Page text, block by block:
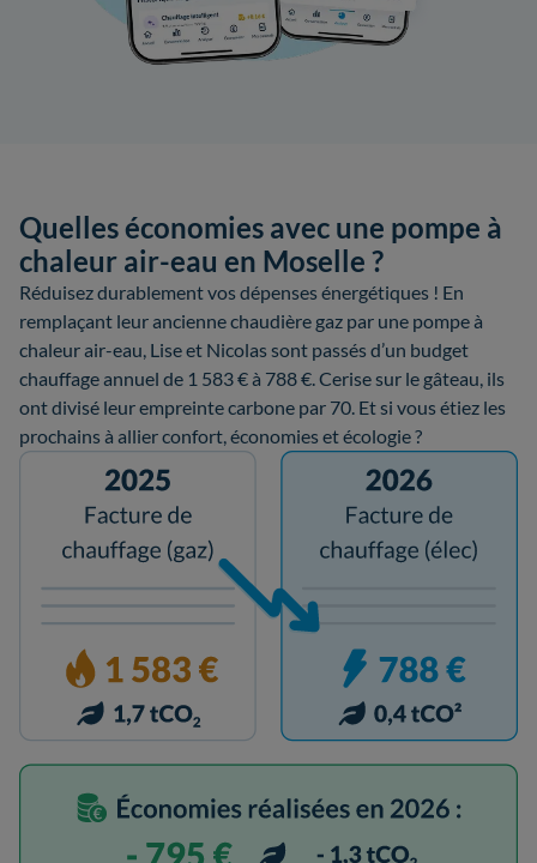
Quelles économies avec une pompe à
chaleur air-eau en Moselle ?
Réduisez durablement vos dépenses énergétiques ! En
remplaçant leur ancienne chaudière gaz par une pompe à
chaleur air-eau, Lise et Nicolas sont passés d’un budget
chauffage annuel de 1 583 € à 788 €. Cerise sur le gâteau, ils
ont divisé leur empreinte carbone par 70. Et si vous étiez les
prochains à allier confort, économies et écologie ?